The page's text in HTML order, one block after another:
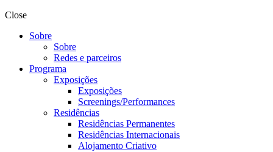
Close
Sobre
Sobre
Redes e parceiros
Programa
Exposições
Exposições
Screenings/Performances
Residências
Residências Permanentes
Residências Internacionais
Alojamento Criativo